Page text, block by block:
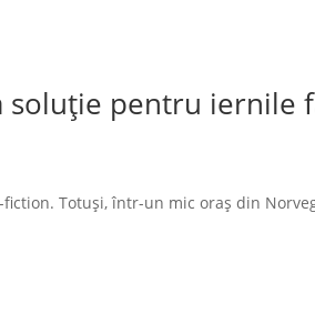
soluție pentru iernile
Totuși, într-un mic oraș din